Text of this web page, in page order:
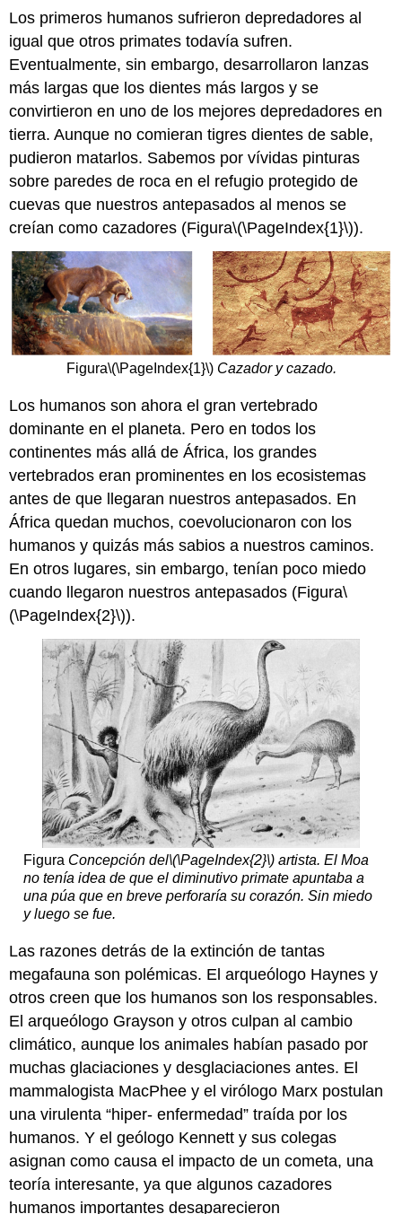
Los primeros humanos sufrieron depredadores al
igual que otros primates todavía sufren.
Eventualmente, sin embargo, desarrollaron lanzas
más largas que los dientes más largos y se
convirtieron en uno de los mejores depredadores en
tierra. Aunque no comieran tigres dientes de sable,
pudieron matarlos. Sabemos por vívidas pinturas
sobre paredes de roca en el refugio protegido de
cuevas que nuestros antepasados al menos se
creían como cazadores (Figura\(\PageIndex{1}\)).
Figura\(\PageIndex{1}\) Cazador y cazado.
Los humanos son ahora el gran vertebrado
dominante en el planeta. Pero en todos los
continentes más allá de África, los grandes
vertebrados eran prominentes en los ecosistemas
antes de que llegaran nuestros antepasados. En
África quedan muchos, coevolucionaron con los
humanos y quizás más sabios a nuestros caminos.
En otros lugares, sin embargo, tenían poco miedo
cuando llegaron nuestros antepasados (Figura\
(\PageIndex{2}\)).
Figura Concepción del\(\PageIndex{2}\)artista. El Moa
no tenía idea de que el diminutivo primate apuntaba a
una púa que en breve perforaría su corazón. Sin miedo
y luego se fue.
Las razones detrás de la extinción de tantas
megafauna son polémicas. El arqueólogo Haynes y
otros creen que los humanos son los responsables.
El arqueólogo Grayson y otros culpan al cambio
climático, aunque los animales habían pasado por
muchas glaciaciones y desglaciaciones antes. El
mammalogista MacPhee y el virólogo Marx postulan
una virulenta “hiper- enfermedad” traída por los
humanos. Y el geólogo Kennett y sus colegas
asignan como causa el impacto de un cometa, una
teoría interesante, ya que algunos cazadores
humanos importantes desaparecieron